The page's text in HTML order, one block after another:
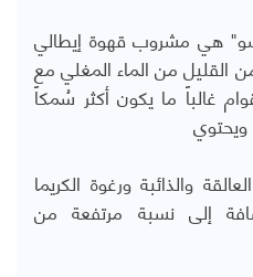
هي مشروب قهوة إيطالي
القليل من الماء المغلي مع
غالباً ما يكون أكثر سُمكاً
والذائبة ورغوة الكريما
إلى نسبة مرتفعة من